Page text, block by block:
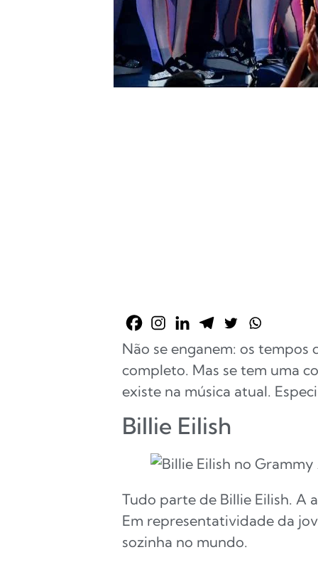
Não se enganem: os tempos
completo. Mas se tem uma
existe na música atual.
Billie Eilish
Tudo parte de Billie Eilish. A
Em representatividade da
sozinha no mundo.